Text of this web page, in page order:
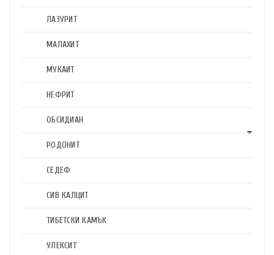
ЛАЗУРИТ
МАЛАХИТ
МУКАИТ
НЕФРИТ
ОБСИДИАН
РОДОНИТ
СЕДЕФ
СИВ КАЛЦИТ
ТИБЕТСКИ КАМЪК
УЛЕКСИТ